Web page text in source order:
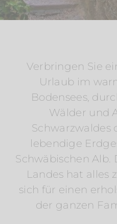
Verbringen Sie
Urlaub im
Bodensees,
Wälder und
Schwarzwaldes
lebendige
Schwäbischen Alb.
Landes hat alles
sich für einen
der ganzen